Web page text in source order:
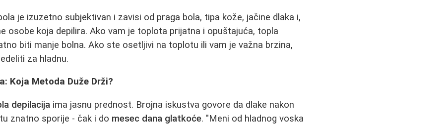
je izuzetno subjektivan i zavisi od praga bola, tipa kože, jačine dlaka i,
osobe koja depilira. Ako vam je toplota prijatna i opuštajuća, topla
biti manje bolna. Ako ste osetljivi na toplotu ili vam je važna brzina,
za hladnu.
Koja Metoda Duže Drži?
depilacija ima jasnu prednost. Brojna iskustva govore da dlake nakon
znatno sporije - čak i do mesec dana glatkoće. "Meni od hladnog voska